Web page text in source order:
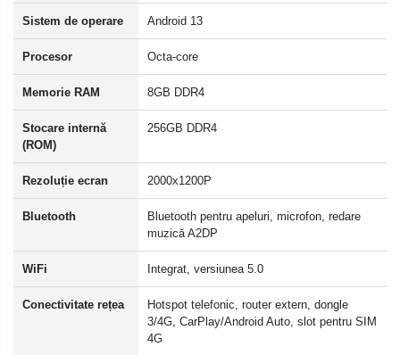
Sistem de operare Android 13
Procesor Octa-core
Memorie RAM 8GB DDR4
Stocare internă
(ROM)
256GB DDR4
Rezoluție ecran 2000x1200P
Bluetooth
Bluetooth pentru apeluri, microfon, redare
muzică A2DP
WiFi Integrat, versiunea 5.0
Conectivitate rețea
Hotspot telefonic, router extern, dongle
3/4G, CarPlay/Android Auto, slot pentru SIM
4G